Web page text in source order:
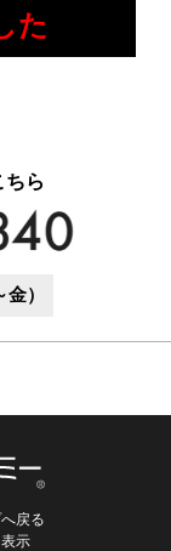
た
ら
）
戻る
示